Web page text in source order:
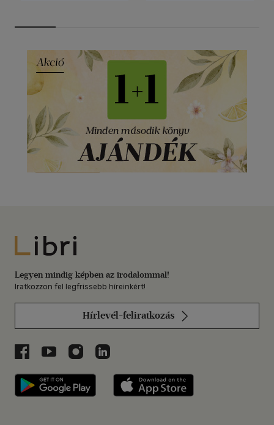
Libri
Legyen mindig képben az irodalommal!
Iratkozzon fel legfrissebb híreinkért!
Hírlevél-feliratkozás
Libri a Facebookon
Libri a Youtube-on
Libri az Instagramon
Libri a LinkedInen
Libri applikáció Szerezd meg: Google